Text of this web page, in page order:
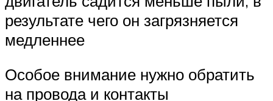
результате чего он загрязняется
медленнее
Особое внимание нужно обратить
на провода и контакты